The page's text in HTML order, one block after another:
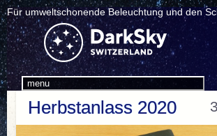
Für umweltschonende Beleuchtung und den
menu
Herbstanlass 2020